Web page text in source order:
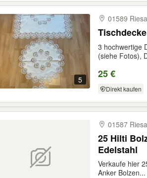
5
01589 Riesa
Tischdecke
3 hochwertige
(siehe Fotos),
25 €
Direkt kaufen
01587 Riesa
25 Hilti
Edelstahl
Verkaufe hier
Anker Bolzen...